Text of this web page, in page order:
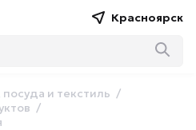
Красноярск
и текстиль